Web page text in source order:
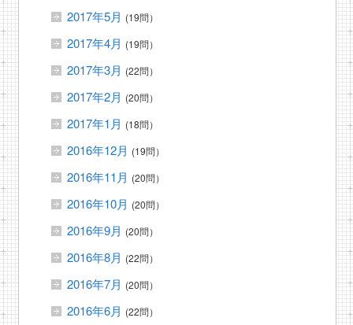
2017年5月 (19問）
2017年4月 (19問）
2017年3月 (22問）
2017年2月 (20問）
2017年1月 (18問）
2016年12月 (19問）
2016年11月 (20問）
2016年10月 (20問）
2016年9月 (20問）
2016年8月 (22問）
2016年7月 (20問）
2016年6月 (22問）